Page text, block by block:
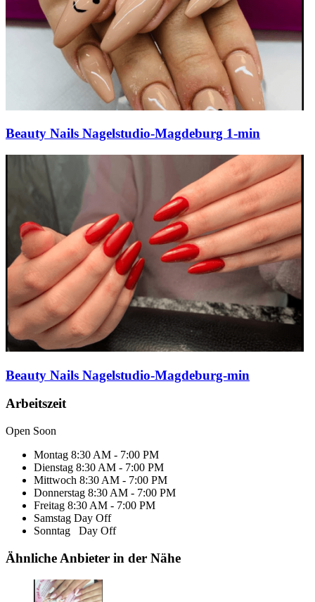
Beauty Nails Nagelstudio-Magdeburg 1-min
Beauty Nails Nagelstudio-Magdeburg-min
Arbeitszeit
Open Soon
Montag 8:30 AM - 7:00 PM
Dienstag 8:30 AM - 7:00 PM
Mittwoch 8:30 AM - 7:00 PM
Donnerstag 8:30 AM - 7:00 PM
Freitag 8:30 AM - 7:00 PM
Samstag Day Off
Sonntag Day Off
Ähnliche Anbieter in der Nähe